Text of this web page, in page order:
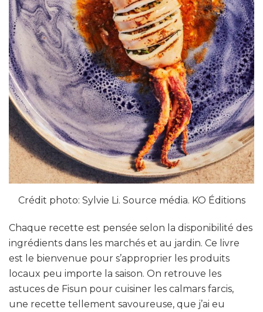
Crédit photo: Sylvie Li. Source média. KO Éditions
Chaque recette est pensée selon la disponibilité des
ingrédients dans les marchés et au jardin. Ce livre
est le bienvenue pour s’approprier les produits
locaux peu importe la saison. On retrouve les
astuces de Fisun pour cuisiner les calmars farcis,
une recette tellement savoureuse, que j’ai eu